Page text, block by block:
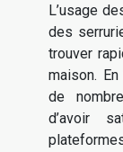
L’usage
des
trouver
maison.
de
d’avoir